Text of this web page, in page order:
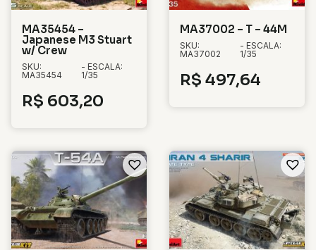
MA35454 –
Japanese M3 Stuart
w/ Crew
SKU:
MA35454
- ESCALA:
1/35
R$ 603,20
MA37002 – T – 44M
SKU:
MA37002
- ESCALA:
1/35
R$ 497,64